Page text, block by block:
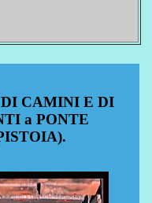
CAMINI E DI
a PONTE